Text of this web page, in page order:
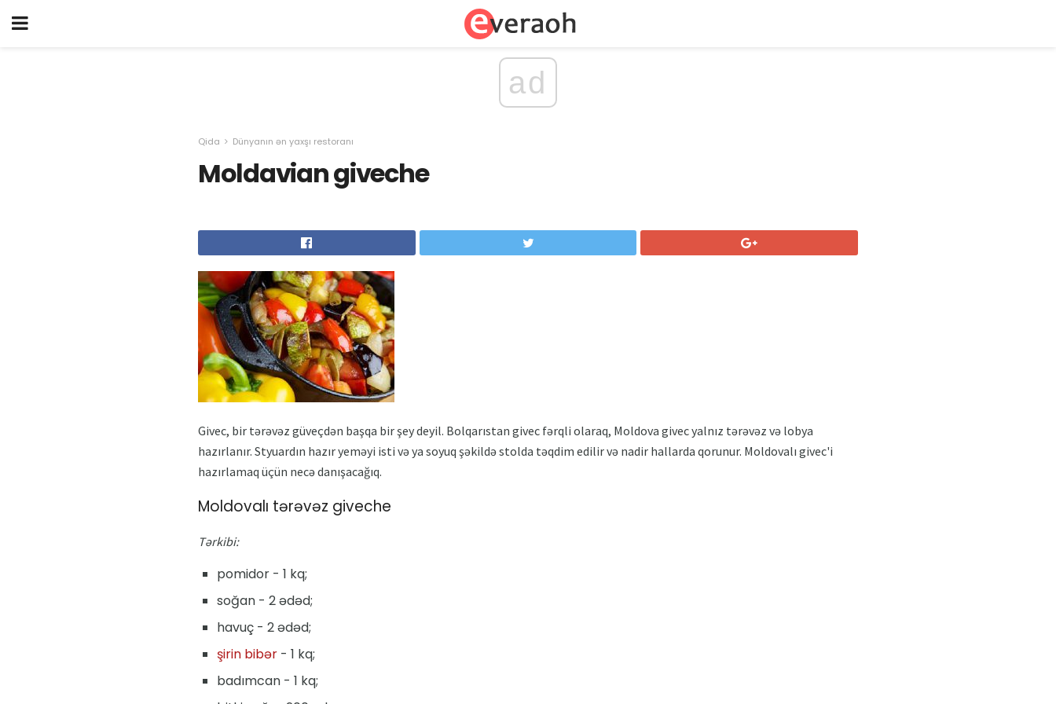
ad
Qida Dünyanın ən yaxşı restoranı
Moldavian giveche
Givec, bir tərəvəz güveçdən başqa bir şey deyil. Bolqarıstan givec fərqli olaraq, Moldova givec yalnız tərəvəz və lobya
hazırlanır. Styuardın hazır yeməyi isti və ya soyuq şəkildə stolda təqdim edilir və nadir hallarda qorunur. Moldovalı givec'i
hazırlamaq üçün necə danışacağıq.
Moldovalı tərəvəz giveche
Tərkibi:
pomidor - 1 kq;
soğan - 2 ədəd;
havuç - 2 ədəd;
şirin bibər - 1 kq;
badımcan - 1 kq;